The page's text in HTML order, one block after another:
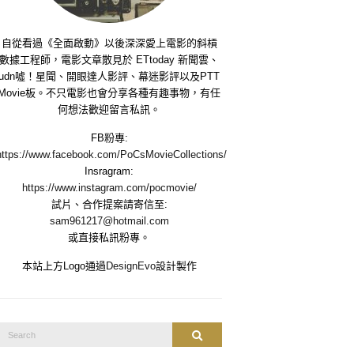
自從看過《全面啟動》以後深深愛上電影的斜槓
數據工程師，電影文章散見於 ETtoday 新聞雲、
噓！星聞、開眼達人影評、幕迷影評以及PTT
板。不只電影也會分享各種有趣事物，有任
何想法歡迎留言私訊。
FB粉專:
www.facebook.com/PoCsMovieCollections/
Insragram:
https://www.instagram.com/pocmovie/
試片、合作提案請寄信至:
sam961217@hotmail.com
或直接私訊粉專。
本站上方Logo通過 DesignEvo設計製作
Search